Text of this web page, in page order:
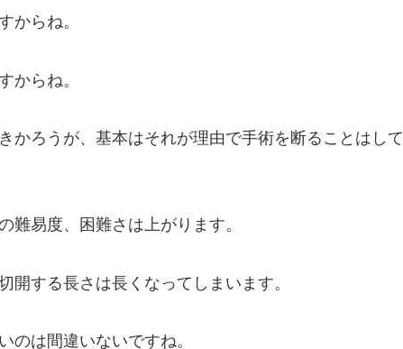
からね。
からね。
かろうが、基本はそれが理由で手術を断ることはして
難易度、困難さは上がります。
開する長さは長くなってしまいます。
のは間違いないですね。